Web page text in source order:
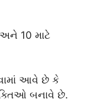
અને 10 માટે
આવે છે કે
બનાવે છે.